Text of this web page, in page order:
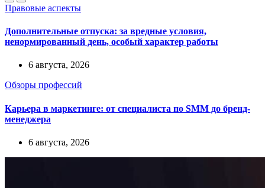
Правовые аспекты
Дополнительные отпуска: за вредные условия,
ненормированный день, особый характер работы
6 августа, 2026
Обзоры профессий
Карьера в маркетинге: от специалиста по SMM до бренд-
менеджера
6 августа, 2026